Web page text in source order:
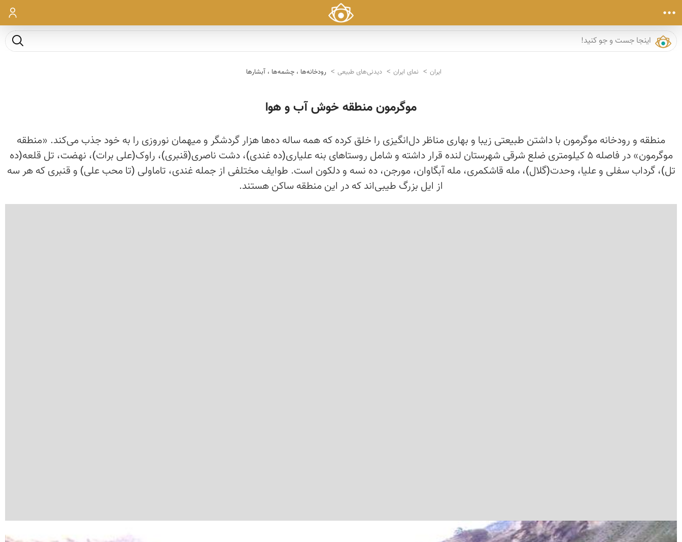
ورود
جست و
ایران نمای ایران دیدنی‌های طبیعی رودخانه‌ها ، چشمه‌ها ، آبشارها
موگرمون منطقه خوش آب و هوا
منطقه و رودخانه موگرمون با داشتن طبیعتی زیبا و بهاری مناظر دل‌انگیزی را خلق کرده که همه ساله ده‌ها هزار گردشگر و میهمان نوروزی را به خود جذب می‌کند. «منطقه
موگرمون» در فاصله 5 کیلومتری ضلع شرقی شهرستان لنده قرار داشته و شامل روستاهای بنه علیاری(ده غندی)، دشت ناصری(قنبری)، راوک(علی برات)، نهضت، تل قلعه(ده
تل)، گرداب سفلی و علیا، وحدت(گلال)، مله قاشکمری، مله آبگاوان، مورجن، ده نسه و دلکون است. طوایف مختلفی از جمله غندی، تاماولی (تا محب علی) و قنبری که هر سه
از ایل بزرگ طیبی‌اند که در این منطقه ساکن هستند.